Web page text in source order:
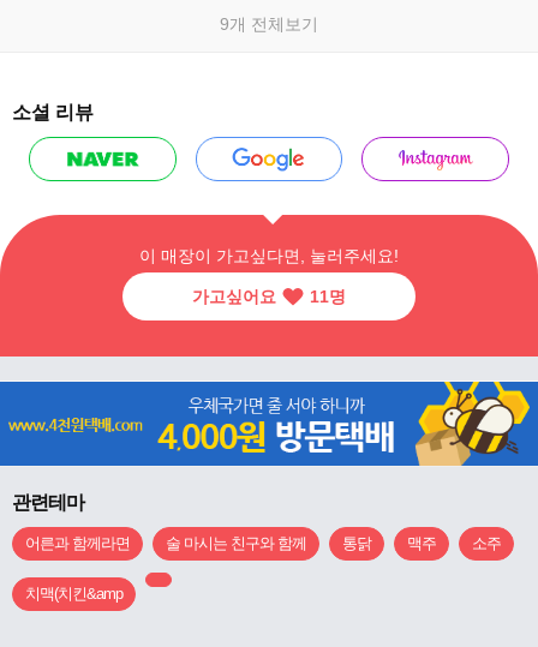
9개 전체보기
소셜 리뷰
이 매장이 가고싶다면, 눌러주세요!
가고싶어요 11명
관련테마
어른과 함께라면 술 마시는 친구와 함께 통닭 맥주 소주
치맥(치킨&amp